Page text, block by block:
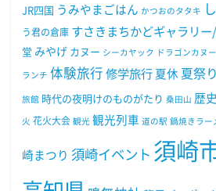
JR四国 うみやまごはん かつおのタタキ
う君の倉庫 すさきまちかどギャラリ
堂 みやげ カヌー シーカヤック ドラゴンカヌー
ランチ 体験旅行 修学旅行 夏休 夏祭り
旅館 時代の夜明けのものがたり 桑田山 歴史
火 花火大会 観光 観光列車 道の駅 鍋焼きラー
崎まつり 須崎イベント 須崎